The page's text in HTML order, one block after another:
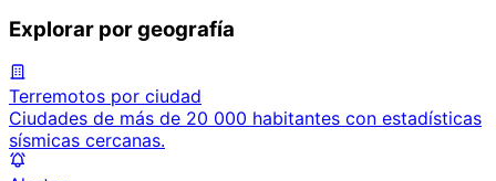
Explorar por geografía
Terremotos por ciudad
Ciudades de más de 20 000 habitantes con estadísticas
sísmicas cercanas.